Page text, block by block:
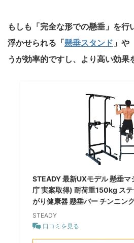
もしも「完全な形での懸垂」を行
浮かせられる「懸垂スタンド 」や
うが効率的ですし、より高い効果
STEADY 最新UXモデル 懸垂
庁 実案取得) 耐荷重150kg ス
がり健康器 懸垂バー チンニン
STEADY
口コミを見る